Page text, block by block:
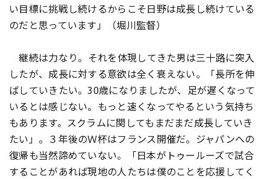
い目標に挑戦し続けるからこそ日野は成長し続けている
のだと思っています」（堀川監督）
継続は力なり――。それを体現してきた男は三十路に突入
したが、成長に対する意欲は全く衰えない。「長所を伸
ばしていきたい。30歳になりましたが、足が遅くなって
いるとは感じない。もっと速くなってやるという気持ち
もあります。スクラムに関してもまだまだ成長していき
たい」。３年後のＷ杯はフランス開催だ。ジャパンへの
復帰も当然諦めていない。「日本がトゥールーズで試合
することがあれば現地の人たちは僕のことを応援してく